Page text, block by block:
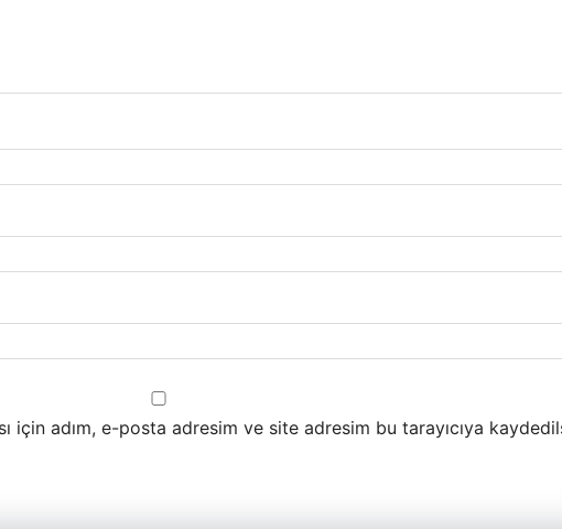
için adım, e-posta adresim ve site adresim bu tarayıcıya